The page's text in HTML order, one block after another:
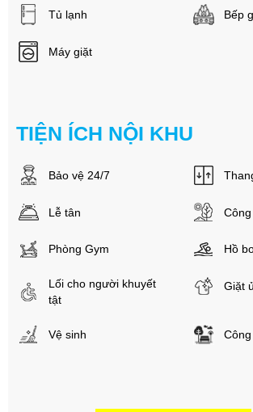
Tủ lạnh Bếp
Máy giặt
TIỆN ÍCH NỘI KHU
Bảo vệ 24/7
Lễ tân
Phòng Gym Hồ
Lối cho người khuyết
tật
Giặt
Vệ sinh